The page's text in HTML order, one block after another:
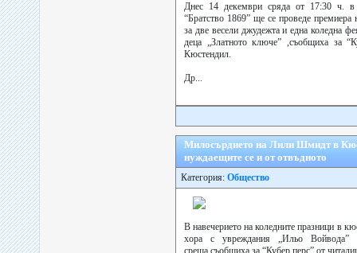
Днес 14 декември сряда от 17:30 ч. в
“Братство 1869” ще се проведе премиера
за две весели джудежта и една коледна
деца „Златното ключе” ,съобщиха за
Кюстендил.
Др...
Милосърдието на Лили Шмидт в
нуждаещите се и от отвъдното
Категория: Общество
В навечерието на коледните празници в
хора с увреждания „Ильо Войвода”
среща,съобщиха за “Кубер перс” от